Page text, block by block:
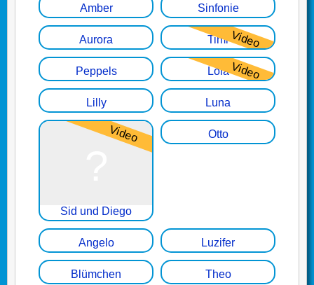
Amber Sinfonie
Aurora Timi
Peppels Lola
Lilly Luna
Sid und Diego
Otto
Angelo Luzifer
Blümchen Theo